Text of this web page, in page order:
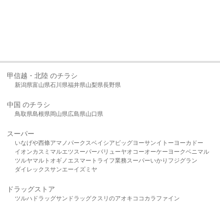
甲信越・北陸 のチラシ
新潟県富山県石川県福井県山梨県長野県
中国 のチラシ
鳥取県島根県岡山県広島県山口県
スーパー
いなげや西條アマノパークスベイシア ビッグヨーサンイトーヨーカドー
イオンカスミ マルエツスーパーバリューヤオコーオーケー ヨークベニマル
ツルヤマルト オギノ エスマート ライフ業務スーパーいかり フジグラン
ダイレックスサンエーイズミヤ
ドラッグストア
ツルハドラッグサンドラッグクスリのアオキ ココカラファイン